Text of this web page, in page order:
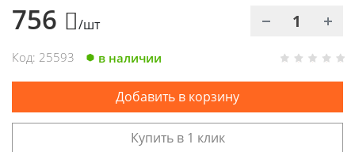
756 /шт
Код: 25593 в наличии
Добавить в корзину
Купить в 1 клик